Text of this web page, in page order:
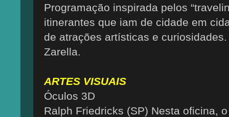
Programação inspirada pelos
itinerantes que iam de cidade em
de atrações artísticas e
Zarella.
ARTES VISUAIS
Óculos 3D
Ralph Friedricks (SP) Nesta oficina,